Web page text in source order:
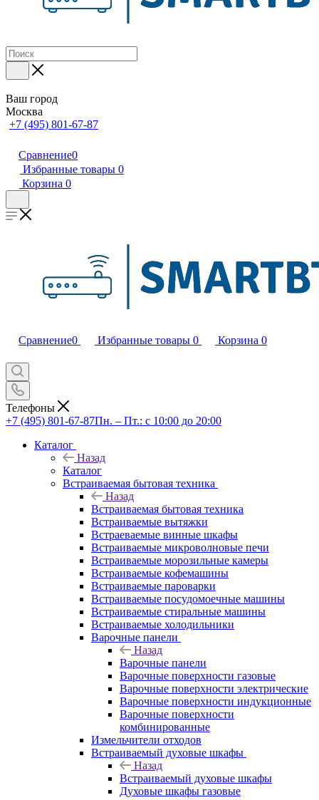
Ваш город
Москва
+7 (495) 801-67-87
Сравнение0
Избранные товары 0
Корзина 0
Сравнение0 Избранные товары 0 Корзина 0
Телефоны
+7 (495) 801-67-87Пн. – Пт.: с 10:00 до 20:00
Каталог
Назад
Каталог
Встраиваемая бытовая техника
Назад
Встраиваемая бытовая техника
Встраиваемые вытяжки
Встраеваемые винные шкафы
Встраиваемые микроволновые печи
Встраиваемые морозильные камеры
Встраиваемые кофемашины
Встраиваемые пароварки
Встраиваемые посудомоечные машины
Встраиваемые стиральные машины
Встраиваемые холодильники
Варочные панели
Назад
Варочные панели
Варочные поверхности газовые
Варочные поверхности электрические
Варочные поверхности индукционные
Варочные поверхности
комбинированные
Измельчители отходов
Встраиваемый духовые шкафы
Назад
Встраиваемый духовые шкафы
Духовые шкафы газовые